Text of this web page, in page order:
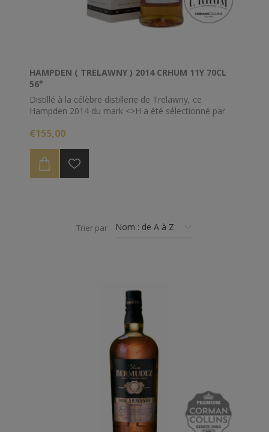
HAMPDEN ( TRELAWNY ) 2014 CRHUM 11Y 70CL
56°
Distillé à la célèbre distillerie de Trelawny, ce
Hampden 2014 du mark <>H a été sélectionné par
dans les rhums High Esters.
Nous avons souhaité une légère réduction pour
arriver à 56%, afin de garder tout le caractère et le
confort de dégustation.
€155,00
Trier par